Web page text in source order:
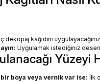
dekopaj kağıdını
Uygulamak istediğiniz
Yüzeyi
boya veya vernik var ise: İlk